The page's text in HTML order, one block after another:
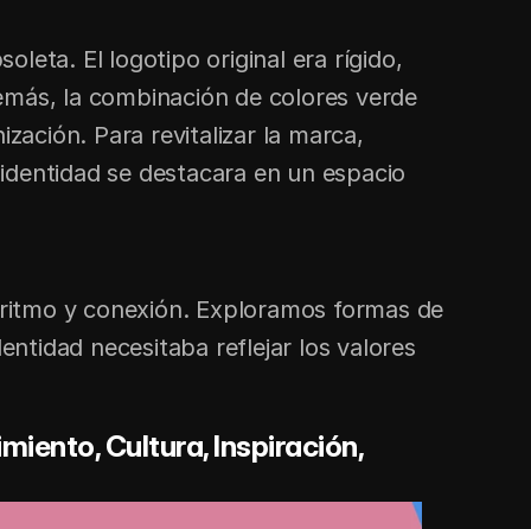
El logotipo original era rígido,
la combinación de colores verde
Para revitalizar la marca,
se destacara en un espacio
y conexión. Exploramos formas de
necesitaba reflejar los valores
Cultura, Inspiración,